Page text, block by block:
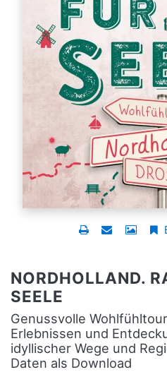
NORDHOLLAND.
SEELE
Genussvolle
Erlebnissen und
idyllischer Wege und
Daten als Download